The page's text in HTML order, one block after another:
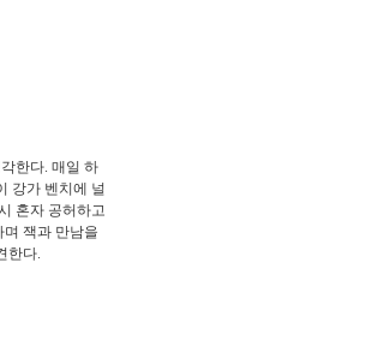
한다. 매일 하
강가 벤치에 널
혼자 공허하고
잭과 만남을
한다.